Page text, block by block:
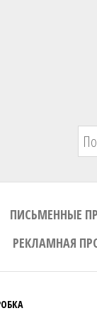
ПИСЬМЕННЫЕ
РЕКЛАМНАЯ